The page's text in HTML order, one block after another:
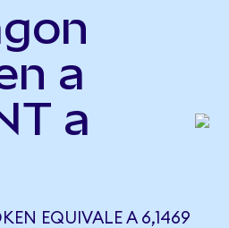
a
a
EQUIVALE A 6,1469